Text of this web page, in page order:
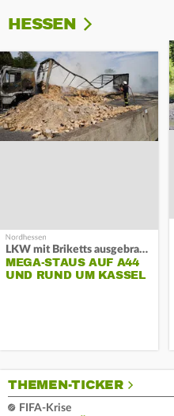
HESSEN
LKW mit Briketts ausgebrannt
MEGA-STAUS AUF A44
UND RUND UM KASSEL
THEMEN-TICKER
FIFA-Krise